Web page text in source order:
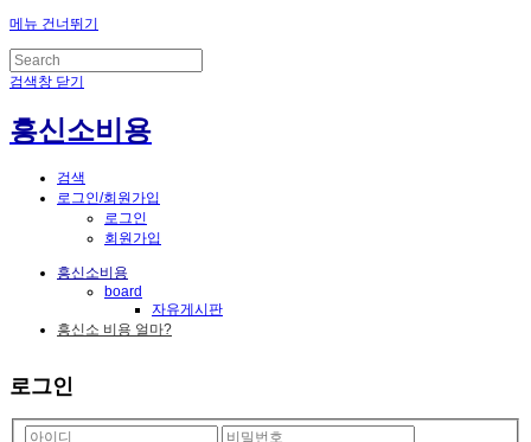
메뉴 건너뛰기
검색창 닫기
흥신소비용
검색
로그인/회원가입
로그인
회원가입
흥신소비용
board
자유게시판
흥신소 비용 얼마?
로그인